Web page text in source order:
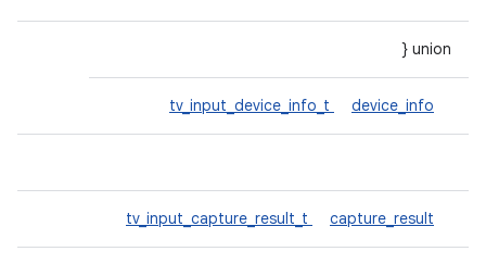
union {
tv_input_device_info_t device_info
tv_input_capture_result_t capture_result